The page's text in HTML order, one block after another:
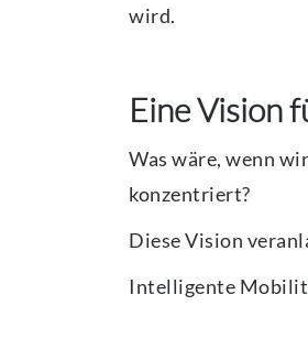
wird.
Eine Vision
Was wäre, wenn
konzentriert?
Diese Vision
Intelligente